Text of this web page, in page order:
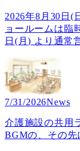
2026年8月30日(
ョールームは臨
日(月) より通常
7/31/2026News
介護施設の共用
BGMの、その先